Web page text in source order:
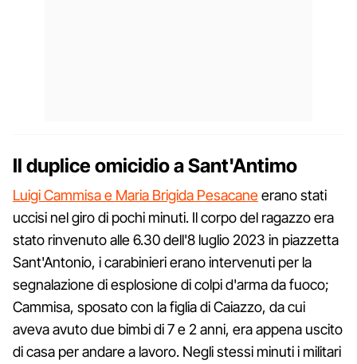
Il duplice omicidio a Sant'Antimo
Luigi Cammisa e Maria Brigida Pesacaneerano stati
uccisi nel giro di pochi minuti. Il corpo del ragazzo era
stato rinvenuto alle 6.30 dell'8 luglio 2023 in piazzetta
Sant'Antonio, i carabinieri erano intervenuti per la
segnalazione di esplosione di colpi d'arma da fuoco;
Cammisa, sposato con la figlia di Caiazzo, da cui
aveva avuto due bimbi di 7 e 2 anni, era appena uscito
di casa per andare a lavoro. Negli stessi minuti i militari